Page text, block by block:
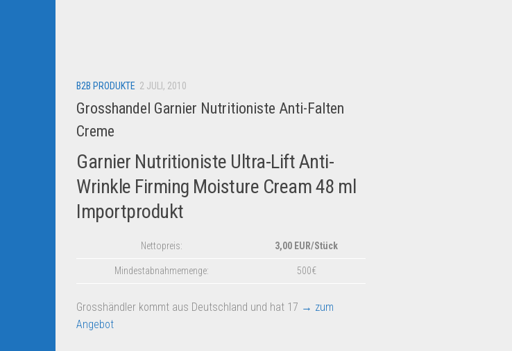
B2B PRODUKTE 2 JULI, 2010
Grosshandel Garnier Nutritioniste Anti-Falten
Creme
Garnier Nutritioniste Ultra-Lift Anti-
Wrinkle Firming Moisture Cream 48 ml
Importprodukt
Nettopreis: 3,00 EUR/Stück
Mindestabnahmemenge: 500€
Grosshändler kommt aus Deutschland und hat 17 → zum
Angebot